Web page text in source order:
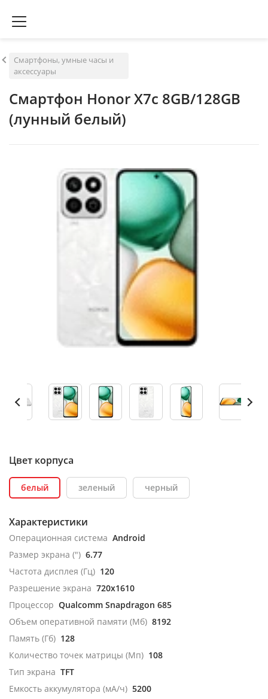
Смартфоны, умные часы и
аксессуары
Смартфон Honor X7c 8GB/128GB
(лунный белый)
Цвет корпуса
белый зеленый черный
Характеристики
Операционная система Android
Размер экрана (") 6.77
Частота дисплея (Гц) 120
Разрешение экрана 720x1610
Процессор Qualcomm Snapdragon 685
Объем оперативной памяти (Мб) 8192
Память (Гб) 128
Количество точек матрицы (Мп) 108
Тип экрана TFT
Емкость аккумулятора (мА/ч) 5200